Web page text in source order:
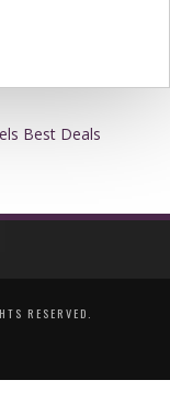
Best Deals
RESERVED.